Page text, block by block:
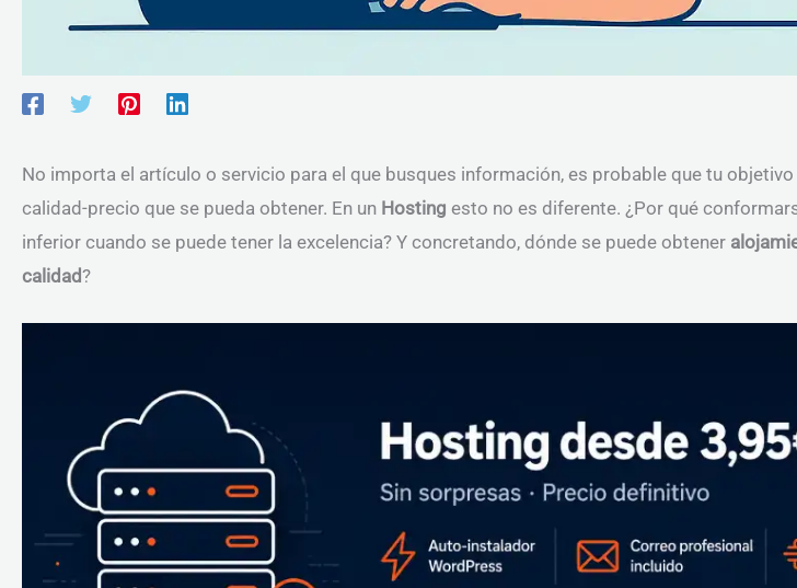
No importa el artículo o servicio para el que busques información, es probable que tu
calidad-precio que se pueda obtener. En un Hosting esto no es diferente. ¿Por qué
inferior cuando se puede tener la excelencia? Y concretando, dónde se puede obtener
calidad?